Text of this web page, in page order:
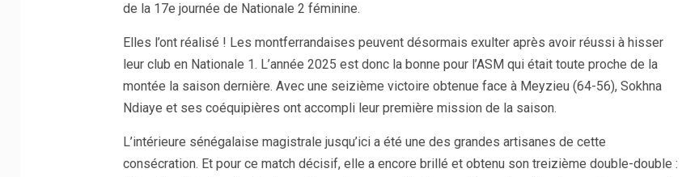
de la 17e journée de Nationale 2 féminine.
Elles l’ont réalisé ! Les montferrandaises peuvent désormais exulter après avoir réussi à hisser
leur club en Nationale 1. L’année 2025 est donc la bonne pour l’ASM qui était toute proche de la
montée la saison dernière. Avec une seizième victoire obtenue face à Meyzieu (64-56), Sokhna
Ndiaye et ses coéquipières ont accompli leur première mission de la saison.
L’intérieure sénégalaise magistrale jusqu’ici a été une des grandes artisanes de cette
consécration. Et pour ce match décisif, elle a encore brillé et obtenu son treizième double-double :